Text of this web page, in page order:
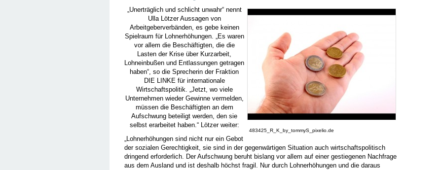
483425_R_K_by_tommyS_pixelio.de
„Unerträglich und schlicht unwahr“ nennt
Ulla Lötzer Aussagen von
Arbeitgeberverbänden, es gebe keinen
Spielraum für Lohnerhöhungen. „Es waren
vor allem die Beschäftigten, die die
Lasten der Krise über Kurzarbeit,
Lohneinbußen und Entlassungen getragen
haben“, so die Sprecherin der Fraktion
DIE LINKE für internationale
Wirtschaftspolitik. „Jetzt, wo viele
Unternehmen wieder Gewinne vermelden,
müssen die Beschäftigten an dem
Aufschwung beteiligt werden, den sie
selbst erarbeitet haben.“ Lötzer weiter:
„Lohnerhöhungen sind nicht nur ein Gebot
der sozialen Gerechtigkeit, sie sind in der gegenwärtigen Situation auch wirtschaftspolitisch
dringend erforderlich. Der Aufschwung beruht bislang vor allem auf einer gestiegenen Nachfrage
aus dem Ausland und ist deshalb höchst fragil. Nur durch Lohnerhöhungen und die daraus